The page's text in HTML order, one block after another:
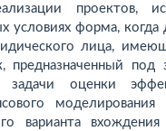
проектов,
условиях форма, когда
лица,
под
задачи оценки
варианта